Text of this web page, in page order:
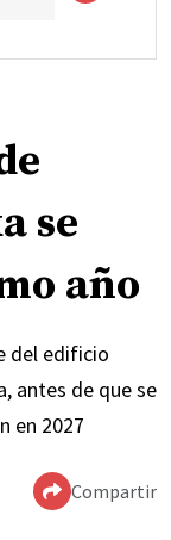
se
año
del edificio
antes de que se
en 2027
Compartir